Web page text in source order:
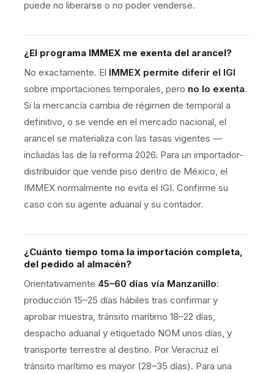
puede no liberarse o no poder venderse.
¿El programa IMMEX me exenta del arancel?
No exactamente. El IMMEX permite diferir el IGI
sobre importaciones temporales, pero no lo exenta.
Si la mercancía cambia de régimen de temporal a
definitivo, o se vende en el mercado nacional, el
arancel se materializa con las tasas vigentes —
incluidas las de la reforma 2026. Para un importador-
distribuidor que vende piso dentro de México, el
IMMEX normalmente no evita el IGI. Confirme su
caso con su agente aduanal y su contador.
¿Cuánto tiempo toma la importación completa,
del pedido al almacén?
Orientativamente 45–60 días vía Manzanillo:
producción 15–25 días hábiles tras confirmar y
aprobar muestra, tránsito marítimo 18–22 días,
despacho aduanal y etiquetado NOM unos días, y
transporte terrestre al destino. Por Veracruz el
tránsito marítimo es mayor (28–35 días). Para una